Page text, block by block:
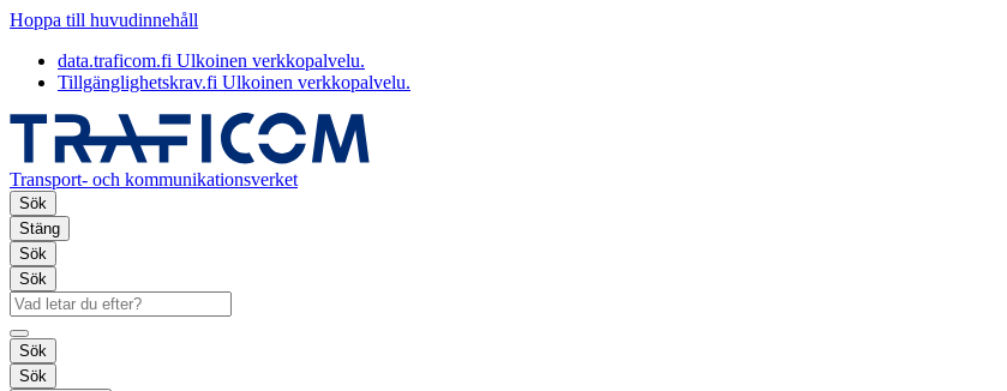
Hoppa till huvudinnehåll
data.traficom.fi Ulkoinen verkkopalvelu.
Tillgänglighetskrav.fi Ulkoinen verkkopalvelu.
Transport- och kommunikationsverket
Sök
Stäng
Sök
Sök
Sök
Sök